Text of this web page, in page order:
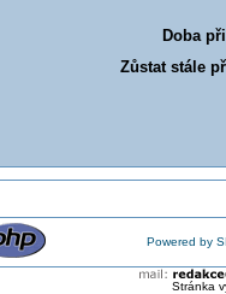
Doba
Zůstat stále
Powered by
Stránka